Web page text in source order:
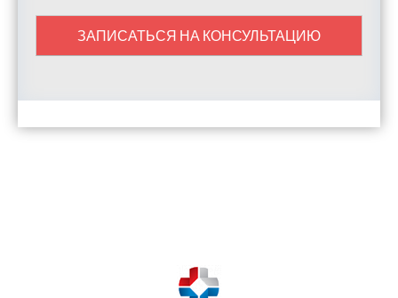
ЗАПИСАТЬСЯ НА КОНСУЛЬТАЦИЮ